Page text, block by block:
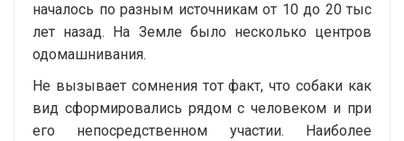
началось по разным источникам от 10 до 20 тыс
лет назад. На Земле было несколько центров
одомашнивания.
Не вызывает сомнения тот факт, что собаки как
вид сформировались рядом с человеком и при
его непосредственном участии. Наиболее